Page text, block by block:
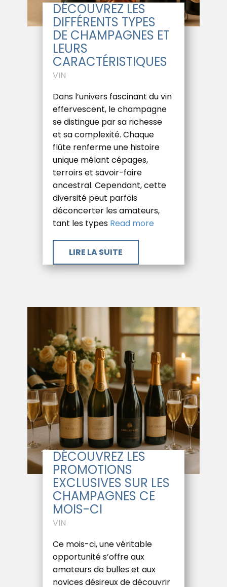
DÉCOUVREZ LES
DIFFÉRENTS TYPES
DE CHAMPAGNES ET
LEURS
CARACTÉRISTIQUES
VIN
Dans l’univers fascinant du vin
effervescent, le champagne
se distingue par sa richesse
et sa complexité. Chaque
flûte renferme une histoire
unique mêlant cépages,
terroirs et savoir-faire
ancestral. Cependant, cette
diversité peut parfois
déconcerter les amateurs,
tant les types Read more
​LIRE LA SUITE
DÉCOUVREZ LES
PROMOTIONS
EXCLUSIVES SUR LES
CHAMPAGNES CE
MOIS-CI
VIN
Ce mois-ci, une véritable
opportunité s’offre aux
amateurs de bulles et aux
novices désireux de découvrir